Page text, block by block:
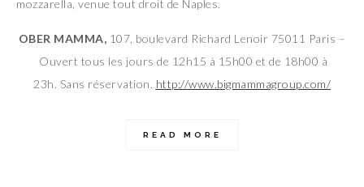
mozzarella, venue tout droit de Naples.
OBER MAMMA, 107, boulevard Richard Lenoir 75011 Paris –
Ouvert tous les jours de 12h15 à 15h00 et de 18h00 à
23h. Sans réservation. http://www.bigmammagroup.com/
READ MORE